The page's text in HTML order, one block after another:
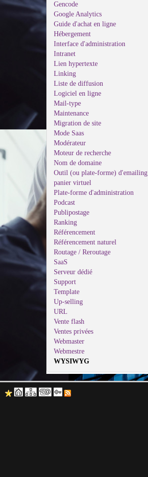
Gencode
Google Analytics
Guide d'achat en ligne
Hébergement
Interface d'administration
Intranet
Lien hypertexte
Linking
Liste de diffusion
Logiciel en ligne
Mail-type
Maintenance
Migration de site
Mode Saas
Modérateur
Moteur de recherche
Nom de domaine
Outil (ou plate-forme) d'emailing
panier virtuel
Plate-forme d'administration
Podcast
Publipostage
Ranking
Référencement
Référencement naturel
Routage / Reroutage
SaaS
Serveur dédié
Support
Template
Up-selling
URL
Vente flash
Ventes privées
Webmaster
Webmestre
WYSIWYG